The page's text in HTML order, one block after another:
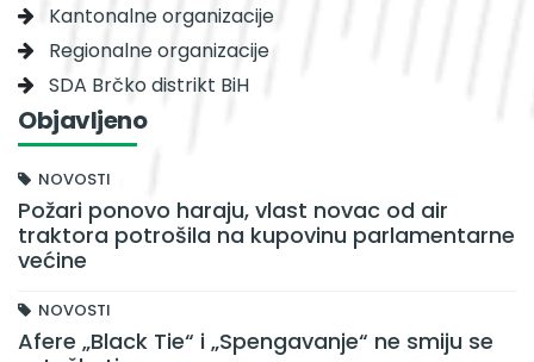
Kantonalne organizacije
Regionalne organizacije
SDA Brčko distrikt BiH
Objavljeno
NOVOSTI
Požari ponovo haraju, vlast novac od air
traktora potrošila na kupovinu parlamentarne
većine
NOVOSTI
Afere „Black Tie“ i „Spengavanje“ ne smiju se